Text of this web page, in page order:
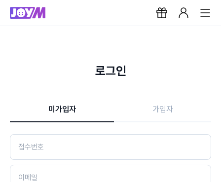
로그인
미가입자 가입자